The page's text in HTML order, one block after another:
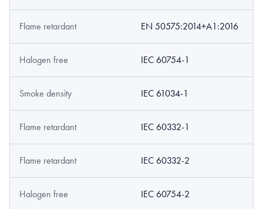
Flame retardant EN 50575:2014+A1:2016
Halogen free IEC 60754-1
Smoke density IEC 61034-1
Flame retardant IEC 60332-1
Flame retardant IEC 60332-2
Halogen free IEC 60754-2